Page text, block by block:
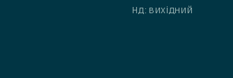
Нд: вихідний